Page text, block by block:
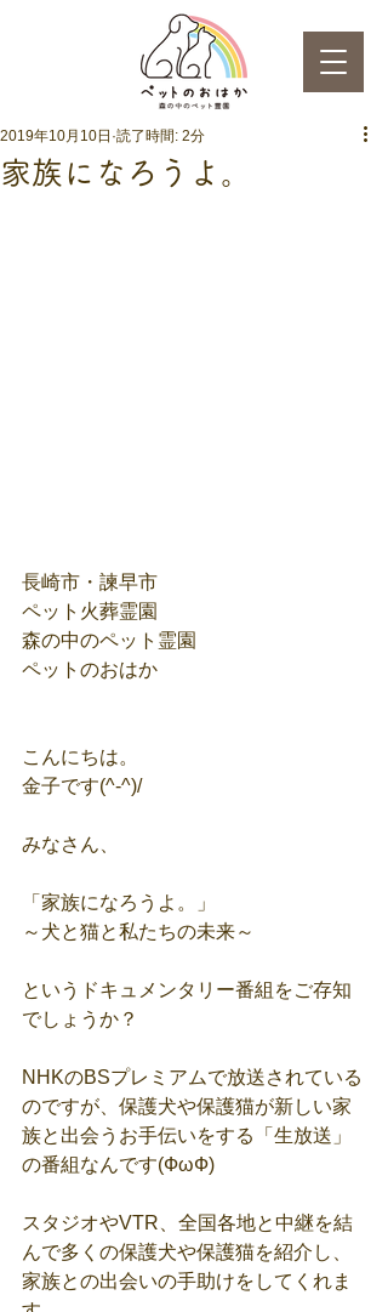
家族になろうよ。
2019年10月10日 読了時間: 2分
長崎市・諫早市
ペット火葬霊園
森の中のペット霊園
ペットのおはか
こんにちは。
金子です(^-^)/
みなさん、
「家族になろうよ。」
～犬と猫と私たちの未来～
というドキュメンタリー番組をご存知
でしょうか？
NHKのBSプレミアムで放送されている
のですが、保護犬や保護猫が新しい家
族と出会うお手伝いをする「生放送」
の番組なんです(ФωФ)
スタジオやVTR、全国各地と中継を結
んで多くの保護犬や保護猫を紹介し、
家族との出会いの手助けをしてくれま